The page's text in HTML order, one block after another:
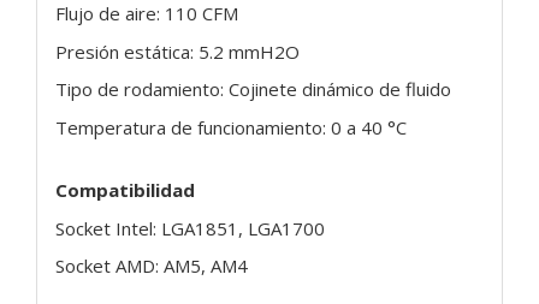
Flujo de aire: 110 CFM
Presión estática: 5.2 mmH2O
Tipo de rodamiento: Cojinete dinámico de fluido
Temperatura de funcionamiento: 0 a 40 °C
Compatibilidad
Socket Intel: LGA1851, LGA1700
Socket AMD: AM5, AM4